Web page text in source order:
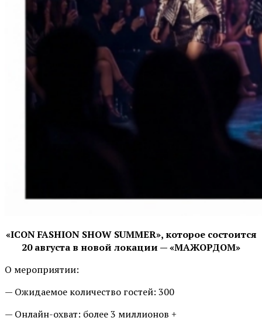
«ICON FASHION SHOW SUMMER», которое состоится
20 августа в новой локации — «МАЖОРДОМ»
О мероприятии:
— Ожидаемое количество гостей: 300
— Онлайн-охват: более 3 миллионов +